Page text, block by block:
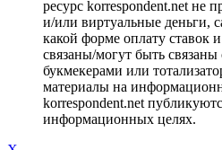
ресурс korrespondent.net не
и/или виртуальные деньги,
какой форме оплату ставок
связаны/могут быть
букмекерами или
материалы на
korrespondent.net
информационных целях.